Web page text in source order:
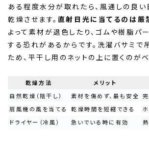
ある程度水分が取れたら、風通しの良い
乾燥させます。 直射日光に当てるのは厳
よって素材が退色したり、ゴムや樹脂パ
する恐れがあるからです。洗濯バサミで
ため、平干し用のネットの上に置くのがベ
乾燥方法 メリット
自然乾燥（陰干し）
素材を傷めず、最も安全
扇風機の風を当てる
乾燥時間を短縮できる
ドライヤー（冷風）
急いでいる時に有効